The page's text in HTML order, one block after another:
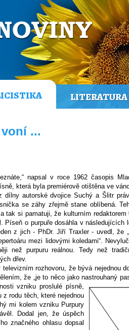
LITERATURA
...
napsal v roce 1962 časopis
která byla premiérově otištěna ve
dílny autorské dvojice Suchý a Šlitr
se záhy zřejmě stane oblíbená.
tak si pamatuji, že kulturním
Píseň o purpuře dosáhla v následujících
z jich - PhDr. Jiří Traxler - uvedl, že
mezi lidovými koledami“.
než purpuru reálnou. Tedy než
dřev.
rozhovoru, že bývá nejednou
že „je to něco jako nastrouhaný
vzniku proslulé písně,
z rodu těch, které nejednou
mi kolem vzniku Purpury
Dodal jen, že úspěch
značného ohlasu dopsal